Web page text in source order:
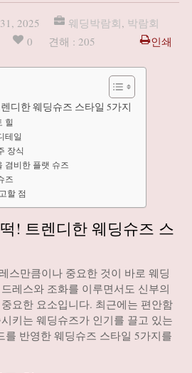
2025 웨딩박람회, 박람회
0 견해 : 205 인쇄
디한 웨딩슈즈 스타일 5가지
힐
테일
장식
겸비한 플랫 슈즈
즈
할 점
! 트렌디한 웨딩슈즈 스
스만큼이나 중요한 것이 바로 웨딩
레스와 조화를 이루면서도 신부의
요한 요소입니다. 최근에는 편안함
키는 웨딩슈즈가 인기를 끌고 있는
를 반영한 웨딩슈즈 스타일 5가지를